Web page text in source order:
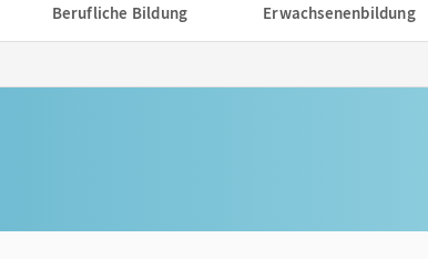
Berufliche Bildung Erwachsenenbildung